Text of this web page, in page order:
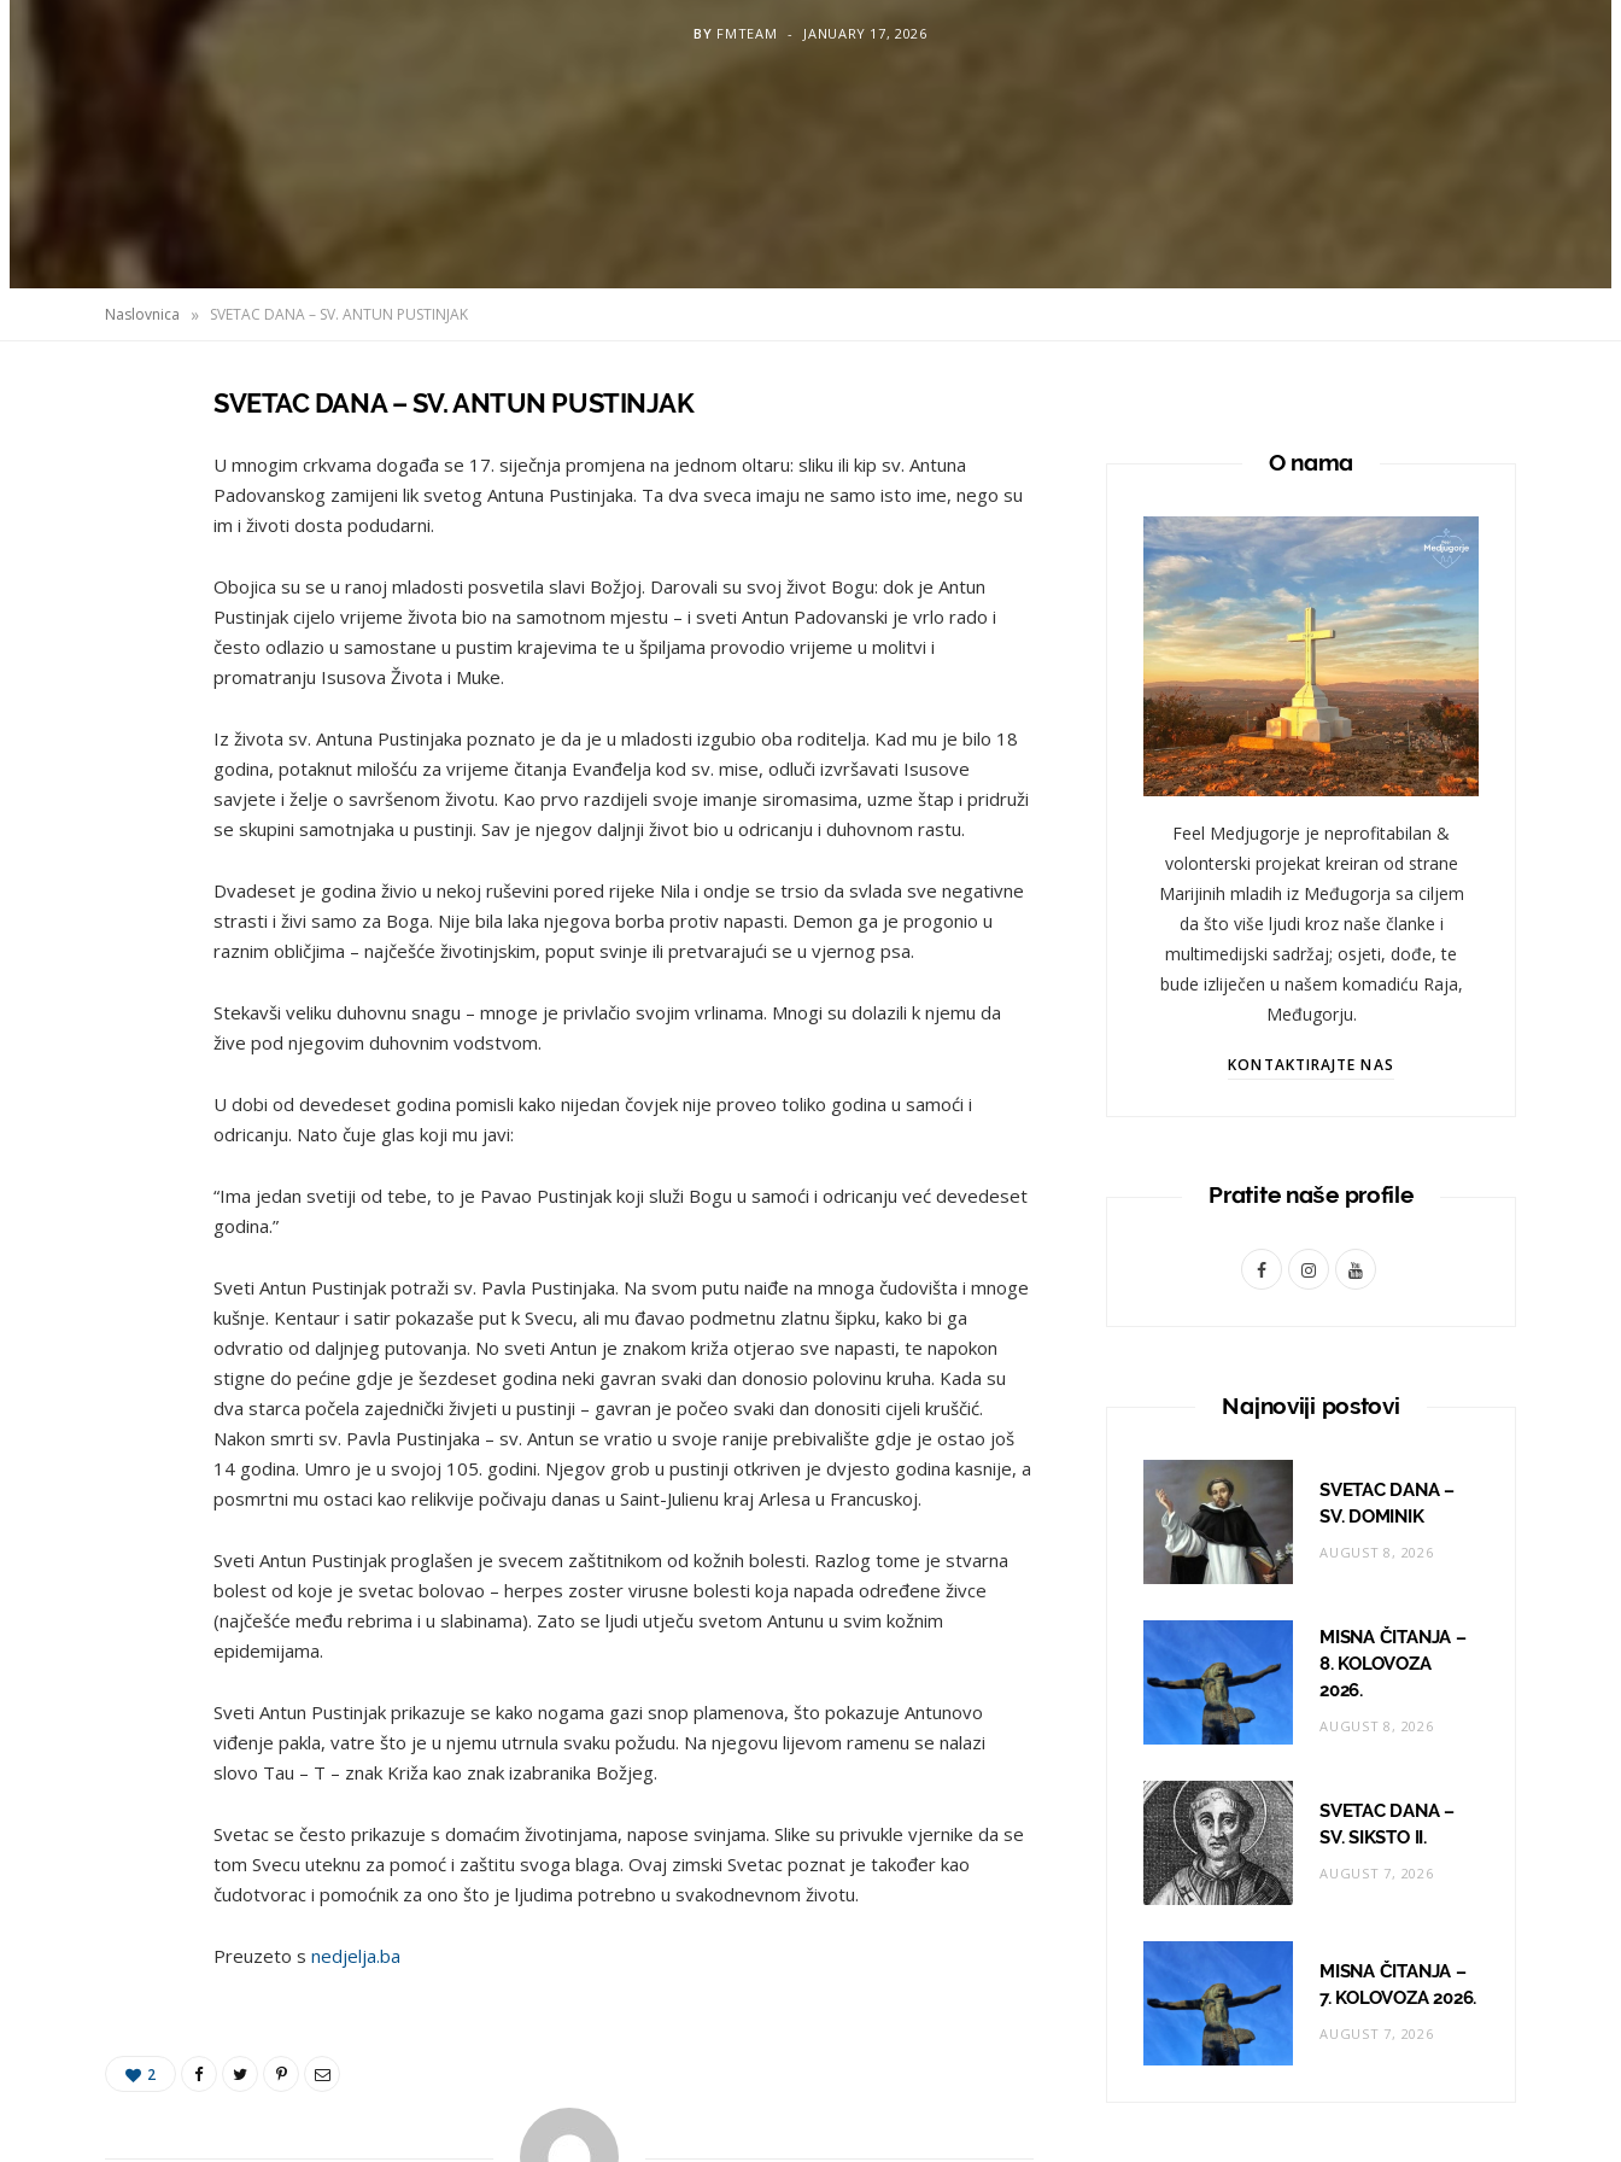
BY FMTEAM JANUARY 17, 2026
Naslovnica » SVETAC DANA – SV. ANTUN PUSTINJAK
SVETAC DANA – SV. ANTUN PUSTINJAK
U mnogim crkvama događa se 17. siječnja promjena na jednom oltaru: sliku ili kip sv. Antuna
Padovanskog zamijeni lik svetog Antuna Pustinjaka. Ta dva sveca imaju ne samo isto ime, nego su
im i životi dosta podudarni.
Obojica su se u ranoj mladosti posvetila slavi Božjoj. Darovali su svoj život Bogu: dok je Antun
Pustinjak cijelo vrijeme života bio na samotnom mjestu – i sveti Antun Padovanski je vrlo rado i
često odlazio u samostane u pustim krajevima te u špiljama provodio vrijeme u molitvi i
promatranju Isusova Života i Muke.
Iz života sv. Antuna Pustinjaka poznato je da je u mladosti izgubio oba roditelja. Kad mu je bilo 18
godina, potaknut milošću za vrijeme čitanja Evanđelja kod sv. mise, odluči izvršavati Isusove
savjete i želje o savršenom životu. Kao prvo razdijeli svoje imanje siromasima, uzme štap i pridruži
se skupini samotnjaka u pustinji. Sav je njegov daljnji život bio u odricanju i duhovnom rastu.
Dvadeset je godina živio u nekoj ruševini pored rijeke Nila i ondje se trsio da svlada sve negativne
strasti i živi samo za Boga. Nije bila laka njegova borba protiv napasti. Demon ga je progonio u
raznim obličjima – najčešće životinjskim, poput svinje ili pretvarajući se u vjernog psa.
Stekavši veliku duhovnu snagu – mnoge je privlačio svojim vrlinama. Mnogi su dolazili k njemu da
žive pod njegovim duhovnim vodstvom.
U dobi od devedeset godina pomisli kako nijedan čovjek nije proveo toliko godina u samoći i
odricanju. Nato čuje glas koji mu javi:
“Ima jedan svetiji od tebe, to je Pavao Pustinjak koji služi Bogu u samoći i odricanju već devedeset
godina.”
Sveti Antun Pustinjak potraži sv. Pavla Pustinjaka. Na svom putu naiđe na mnoga čudovišta i mnoge
kušnje. Kentaur i satir pokazaše put k Svecu, ali mu đavao podmetnu zlatnu šipku, kako bi ga
odvratio od daljnjeg putovanja. No sveti Antun je znakom križa otjerao sve napasti, te napokon
stigne do pećine gdje je šezdeset godina neki gavran svaki dan donosio polovinu kruha. Kada su
dva starca počela zajednički živjeti u pustinji – gavran je počeo svaki dan donositi cijeli kruščić.
Nakon smrti sv. Pavla Pustinjaka – sv. Antun se vratio u svoje ranije prebivalište gdje je ostao još
14 godina. Umro je u svojoj 105. godini. Njegov grob u pustinji otkriven je dvjesto godina kasnije, a
posmrtni mu ostaci kao relikvije počivaju danas u Saint-Julienu kraj Arlesa u Francuskoj.
Sveti Antun Pustinjak proglašen je svecem zaštitnikom od kožnih bolesti. Razlog tome je stvarna
bolest od koje je svetac bolovao – herpes zoster virusne bolesti koja napada određene živce
(najčešće među rebrima i u slabinama). Zato se ljudi utječu svetom Antunu u svim kožnim
epidemijama.
Sveti Antun Pustinjak prikazuje se kako nogama gazi snop plamenova, što pokazuje Antunovo
viđenje pakla, vatre što je u njemu utrnula svaku požudu. Na njegovu lijevom ramenu se nalazi
slovo Tau – T – znak Križa kao znak izabranika Božjeg.
Svetac se često prikazuje s domaćim životinjama, napose svinjama. Slike su privukle vjernike da se
tom Svecu uteknu za pomoć i zaštitu svoga blaga. Ovaj zimski Svetac poznat je također kao
čudotvorac i pomoćnik za ono što je ljudima potrebno u svakodnevnom životu.
Preuzeto s nedjelja.ba
2
O nama
Feel Medjugorje je neprofitabilan &
volonterski projekat kreiran od strane
Marijinih mladih iz Međugorja sa ciljem
da što više ljudi kroz naše članke i
multimedijski sadržaj; osjeti, dođe, te
bude izliječen u našem komadiću Raja,
Međugorju.
KONTAKTIRAJTE NAS
Pratite naše profile
F
k
I
t
r
a
Y
T
e
Najnoviji postovi
SVETAC DANA –
SV. DOMINIK
AUGUST 8, 2026
MISNA ČITANJA –
8. KOLOVOZA
2026.
AUGUST 8, 2026
SVETAC DANA –
SV. SIKSTO II.
AUGUST 7, 2026
MISNA ČITANJA –
7. KOLOVOZA 2026.
AUGUST 7, 2026